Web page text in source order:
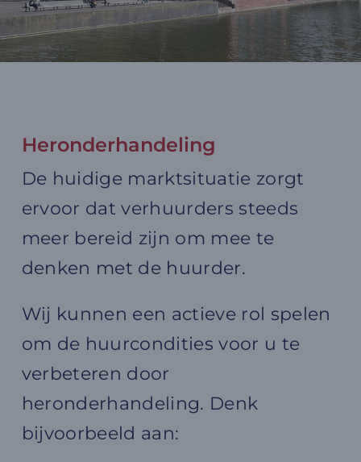
Heronderhandeling
De huidige marktsituatie zorgt
ervoor dat verhuurders steeds
meer bereid zijn om mee te
denken met de huurder.
Wij kunnen een actieve rol spelen
om de huurcondities voor u te
verbeteren door
heronderhandeling. Denk
bijvoorbeeld aan: